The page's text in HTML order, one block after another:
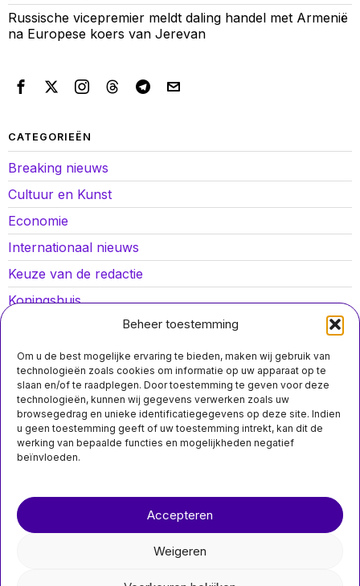
Beheer toestemming
Om u de best mogelijke ervaring te bieden, maken wij gebruik van
technologieën zoals cookies om informatie op uw apparaat op te
slaan en/of te raadplegen. Door toestemming te geven voor deze
technologieën, kunnen wij gegevens verwerken zoals uw
browsegedrag en unieke identificatiegegevens op deze site. Indien
u geen toestemming geeft of uw toestemming intrekt, kan dit de
werking van bepaalde functies en mogelijkheden negatief
beïnvloeden.
Accepteren
Weigeren
Russische vicepremier meldt daling handel met Armenië
na Europese koers van Jerevan
CATEGORIEËN
Breaking nieuws
Cultuur en Kunst
Economie
Internationaal nieuws
Keuze van de redactie
Koningshuis
Oorlog in Oekraïne
Opinies
Politiek
Sport
nieuwsimpuls.online